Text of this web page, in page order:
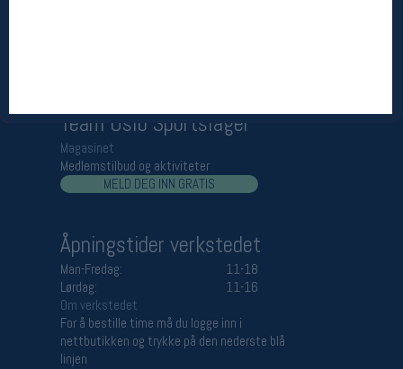
Team Oslo Sportslager
Magasinet
Medlemstilbud og aktiviteter
MELD DEG INN GRATIS
Åpningstider verkstedet
Man-Fredag:
11-18
Lørdag:
11-16
Om verkstedet
For å bestille time må du logge inn i
nettbutikken og trykke på den nederste blå
linjen